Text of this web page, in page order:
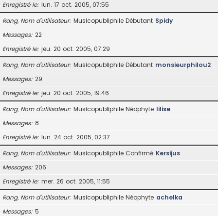
Enregistré le lun. 17 oct. 2005, 07:55
Rang, Nom d’utilisateur Musicopubliphile Débutant Spidy
Messages 22
Enregistré le jeu. 20 oct. 2005, 07:29
Rang, Nom d’utilisateur Musicopubliphile Débutant monsieurphilou2
Messages 29
Enregistré le jeu. 20 oct. 2005, 19:46
Rang, Nom d’utilisateur Musicopubliphile Néophyte lilise
Messages 8
Enregistré le lun. 24 oct. 2005, 02:37
Rang, Nom d’utilisateur Musicopubliphile Confirmé Kersijus
Messages 206
Enregistré le mer. 26 oct. 2005, 11:55
Rang, Nom d’utilisateur Musicopubliphile Néophyte achelka
Messages 5